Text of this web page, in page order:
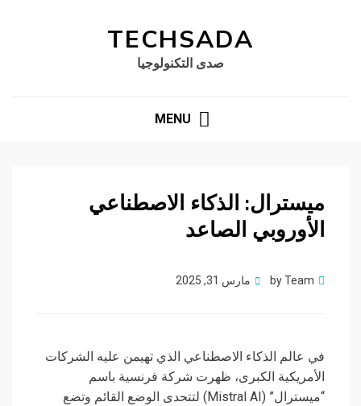
TECHSADA
صدى التكنولوجيا
MENU
ميسترال: الذكاء الاصطناعي
الأوروبي الصاعد
byTeam
Posted
مارس 31, 2025
في عالم الذكاء الاصطناعي الذي تهيمن عليه الشركات
الأمريكية الكبرى، ظهرت شركة فرنسية باسم
“ميسترال” (Mistral AI) لتتحدى الوضع القائم وتضع